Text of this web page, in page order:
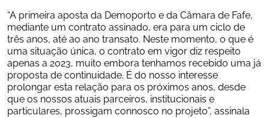
“A primeira aposta da Demoporto e da Câmara de Fafe,
mediante um contrato assinado, era para um ciclo de
três anos, até ao ano transato. Neste momento, o que é
uma situação única, o contrato em vigor diz respeito
apenas a 2023, muito embora tenhamos recebido uma já
proposta de continuidade. É do nosso interesse
prolongar esta relação para os próximos anos, desde
que os nossos atuais parceiros, institucionais e
particulares, prossigam connosco no projeto”, assinala